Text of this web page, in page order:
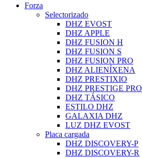
Forza
Selectorizado
DHZ EVOST
DHZ APPLE
DHZ FUSION H
DHZ FUSION S
DHZ FUSION PRO
DHZ ALIENÍXENA
DHZ PRESTIXIO
DHZ PRESTIGE PRO
DHZ TÁSICO
ESTILO DHZ
GALAXIA DHZ
LUZ DHZ EVOST
Placa cargada
DHZ DISCOVERY-P
DHZ DISCOVERY-R